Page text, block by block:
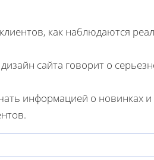
как наблюдаются
сайта говорит о
информацией о новинках